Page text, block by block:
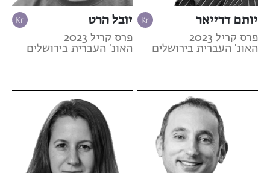
יותם דרייאר
פרס קריל 2023
האונ' העברית בירושלים
יובל הרט
פרס קריל 2023
האונ' העברית בירושלים